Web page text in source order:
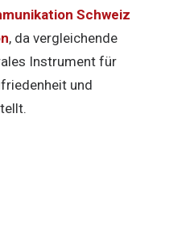
Schweiz
, da vergleichende
Instrument für
und